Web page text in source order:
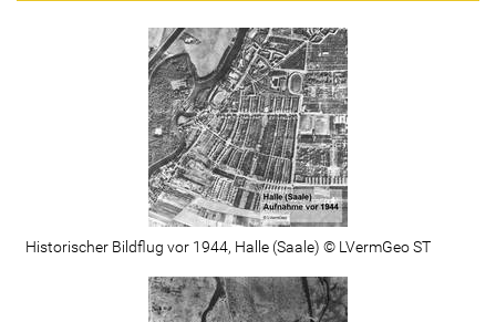
Historischer Bildflug vor 1944, Halle (Saale) © LVermGeo ST